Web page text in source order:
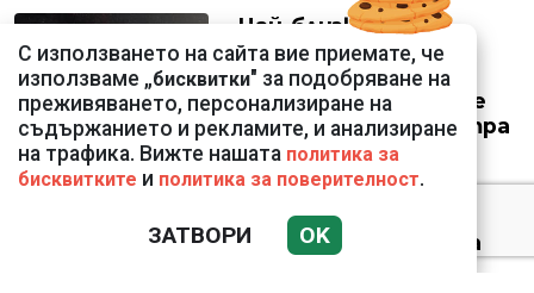
Най-близкото
прелитане в
историята:
Космически кораб се
доближи на 400 метра
до астероид
Датската принцеса
С използването на сайта вие приемате, че
използваме „бисквитки" за подобряване на
преживяването, персонализиране на
съдържанието и рекламите, и анализиране
на трафика. Вижте нашата политика за
бисквитките и политика за поверителност.
ЗАТВОРИ OK